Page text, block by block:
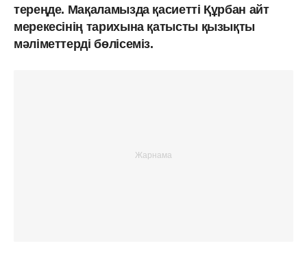
тереңде. Мақаламызда қасиетті Құрбан айт
мерекесінің тарихына қатысты қызықты
мәліметтерді бөлісеміз.